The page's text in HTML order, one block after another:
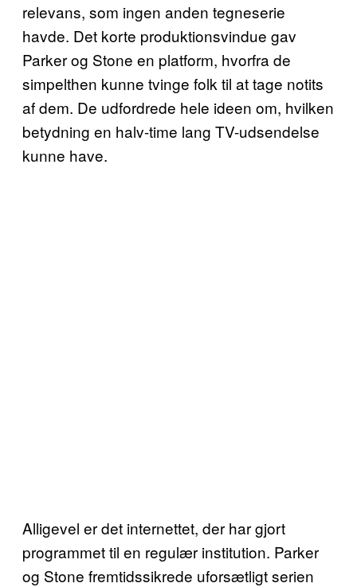
relevans, som ingen anden tegneserie
havde. Det korte produktionsvindue gav
Parker og Stone en platform, hvorfra de
simpelthen kunne tvinge folk til at tage notits
af dem. De udfordrede hele ideen om, hvilken
betydning en halv-time lang TV-udsendelse
kunne have.
Alligevel er det internettet, der har gjort
programmet til en regulær institution. Parker
og Stone fremtidssikrede uforsætligt serien